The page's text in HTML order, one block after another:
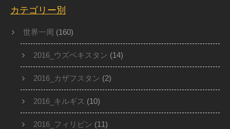
カテゴリー別
世界一周 (160)
2016_ウズベキスタン (14)
2016_カザフスタン (2)
2016_キルギス (10)
2016_フィリピン (11)